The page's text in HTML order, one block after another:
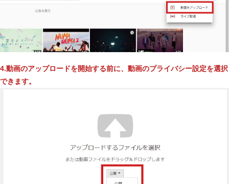
4.動画のアップロードを開始する前に、動画のプライバシー設定を選択
できます。